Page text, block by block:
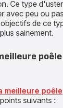
Ce type
avec peu ou
objectifs de ce
sainement.
meilleure poêle
suivants :